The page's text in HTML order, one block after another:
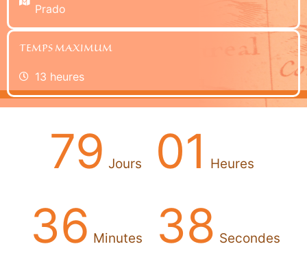
Prado
TEMPS MAXIMUM
13 heures
79 Jours 01 Heures
36 Minutes 37 Secondes